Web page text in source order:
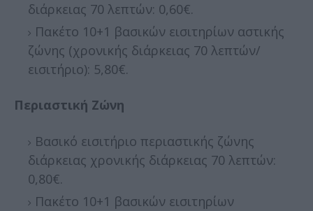
διάρκειας 70 λεπτών: 0,60€.
Πακέτο 10+1 βασικών εισιτηρίων αστικής
ζώνης (χρονικής διάρκειας 70 λεπτών/
εισιτήριο): 5,80€.
Περιαστική Ζώνη
Βασικό εισιτήριο περιαστικής ζώνης
διάρκειας χρονικής διάρκειας 70 λεπτών:
0,80€.
Πακέτο 10+1 βασικών εισιτηρίων